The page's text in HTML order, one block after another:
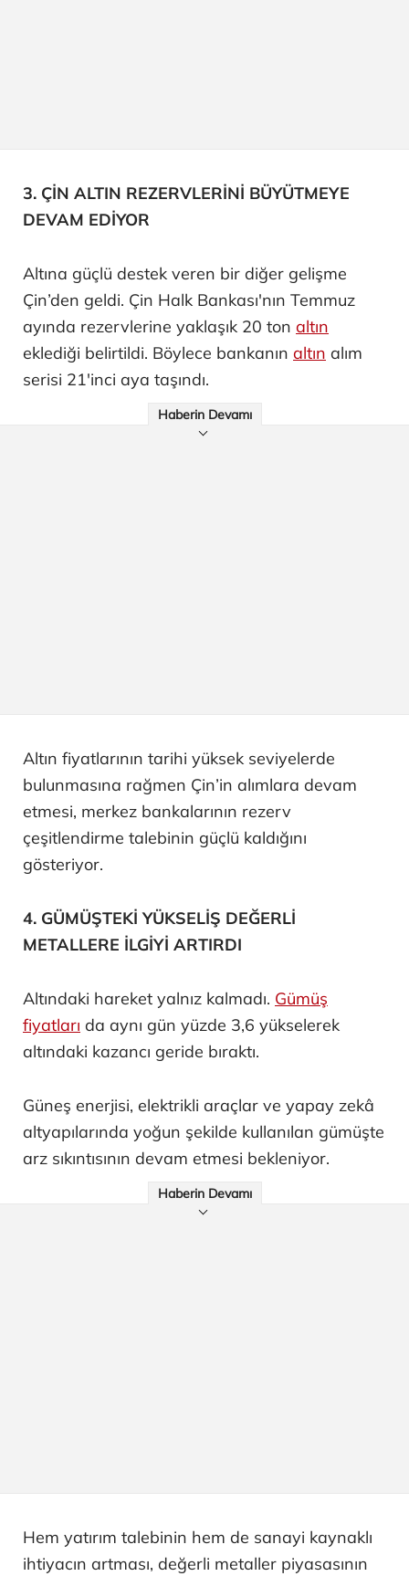
3. ÇİN ALTIN REZERVLERİNİ BÜYÜTMEYE
DEVAM EDİYOR
Altına güçlü destek veren bir diğer gelişme
Çin’den geldi. Çin Halk Bankası'nın Temmuz
ayında rezervlerine yaklaşık 20 ton altın
eklediği belirtildi. Böylece bankanın altın alım
serisi 21'inci aya taşındı.
Haberin Devamı
Altın fiyatlarının tarihi yüksek seviyelerde
bulunmasına rağmen Çin’in alımlara devam
etmesi, merkez bankalarının rezerv
çeşitlendirme talebinin güçlü kaldığını
gösteriyor.
4. GÜMÜŞTEKİ YÜKSELİŞ DEĞERLİ
METALLERE İLGİYİ ARTIRDI
Altındaki hareket yalnız kalmadı. Gümüş
fiyatları da aynı gün yüzde 3,6 yükselerek
altındaki kazancı geride bıraktı.
Güneş enerjisi, elektrikli araçlar ve yapay zekâ
altyapılarında yoğun şekilde kullanılan gümüşte
arz sıkıntısının devam etmesi bekleniyor.
Haberin Devamı
Hem yatırım talebinin hem de sanayi kaynaklı
ihtiyacın artması, değerli metaller piyasasının